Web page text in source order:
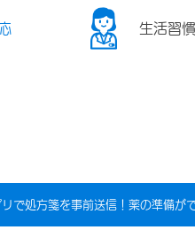
生活習
リで処方箋を事前送信！薬の準備が